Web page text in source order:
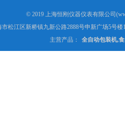
© 2019 上海恒刚仪器仪表有限公司
松江区新桥镇九新公路2888号申新广场5号楼
主营产品：
全自动包装机,